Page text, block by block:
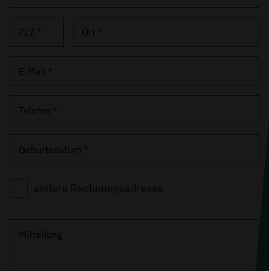
PLZ * Ort *
E-Mail *
Telefon *
Geburtsdatum *
andere Rechnungsadresse
Mitteilung